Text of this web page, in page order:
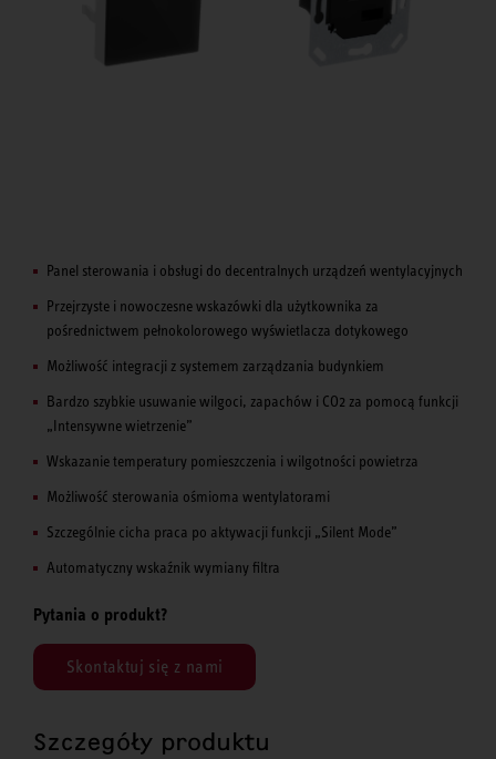
Panel sterowania i obsługi do decentralnych urządzeń wentylacyjnych
Przejrzyste i nowoczesne wskazówki dla użytkownika za
pośrednictwem pełnokolorowego wyświetlacza dotykowego
Możliwość integracji z systemem zarządzania budynkiem
Bardzo szybkie usuwanie wilgoci, zapachów i CO2 za pomocą funkcji
„Intensywne wietrzenie”
Wskazanie temperatury pomieszczenia i wilgotności powietrza
Możliwość sterowania ośmioma wentylatorami
Szczególnie cicha praca po aktywacji funkcji „Silent Mode”
Automatyczny wskaźnik wymiany filtra
Pytania o produkt?
Skontaktuj się z nami
Szczegóły produktu